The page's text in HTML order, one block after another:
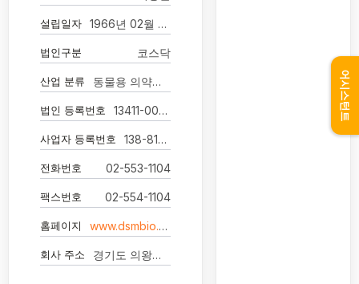
설립일자 1966년 02월 04일
법인구분 코스닥
산업 분류 동물용 의약품 제조업
법인 등록번호 13411-0000880
사업자 등록번호 138-81-02340
전화번호 02-553-1104
팩스번호 02-554-1104
홈페이지 www.dsmbio.com
회사 주소 경기도 의왕시 덕영대로 103
어시스턴트